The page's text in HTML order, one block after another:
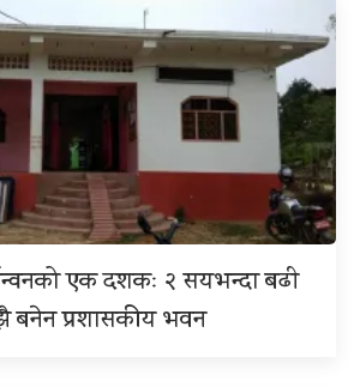
एक दशकः २ सयभन्दा बढी
बनेन प्रशासकीय भवन